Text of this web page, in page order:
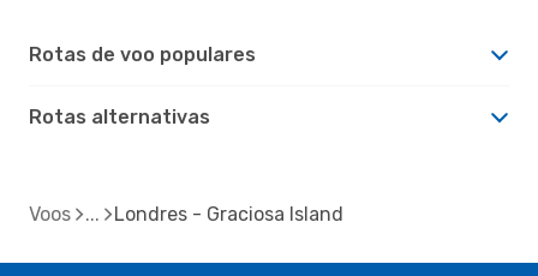
Rotas de voo populares
Rotas alternativas
Voos Londres - Graciosa Island